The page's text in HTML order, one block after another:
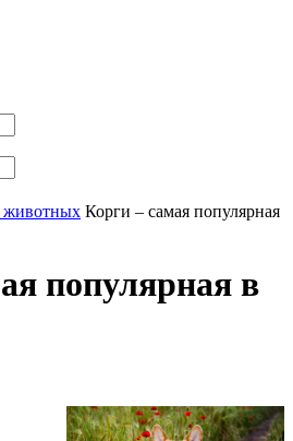
Корги – самая популярная
популярная в